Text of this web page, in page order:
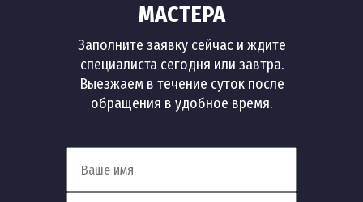
МАСТЕРА
Заполните заявку сейчас и ждите
специалиста сегодня или завтра.
Выезжаем в течение суток после
обращения в удобное время.